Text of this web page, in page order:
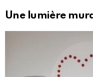
Une lumière